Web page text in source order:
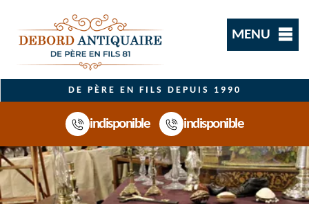
MENU
DE PÈRE EN FILS DEPUIS 1990
indisponible indisponible